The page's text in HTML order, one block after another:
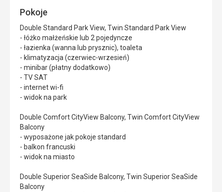
Pokoje
Double Standard Park View, Twin Standard Park View
- łóżko małżeńskie lub 2 pojedyncze
- łazienka (wanna lub prysznic), toaleta
- klimatyzacja (czerwiec-wrzesień)
- minibar (płatny dodatkowo)
- TV SAT
- internet wi-fi
- widok na park
Double Comfort CityView Balcony, Twin Comfort CityView
Balcony
- wyposażone jak pokoje standard
- balkon francuski
- widok na miasto
Double Superior SeaSide Balcony, Twin Superior SeaSide
Balcony